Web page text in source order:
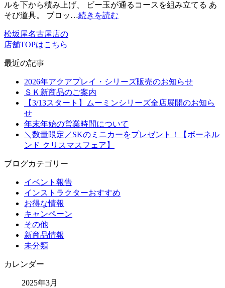
ルを下から積み上げ、 ビー玉が通るコースを組み立てる あ
そび道具。 ブロッ…続きを読む
松坂屋名古屋店の
店舗TOPはこちら
最近の記事
2026年アクアプレイ・シリーズ販売のお知らせ
ＳＫ新商品のご案内
【3/13スタート】ムーミンシリーズ全店展開のお知ら
せ
年末年始の営業時間について
＼数量限定／SKのミニカーをプレゼント！【ボーネル
ンド クリスマスフェア】
ブログカテゴリー
イベント報告
インストラクターおすすめ
お得な情報
キャンペーン
その他
新商品情報
未分類
カレンダー
2025年3月